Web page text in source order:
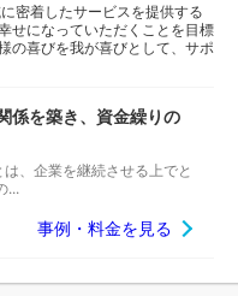
密着したサービスを提供する
せになっていただくことを目標
の喜びを我が喜びとして、サポ
係を築き、資金繰りの
、企業を継続させる上でと
...
事例・料金を見る